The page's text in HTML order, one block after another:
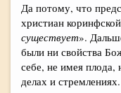
Да потому, что
христиан
существует».
были ни свойства
себе, не имея плода,
делах и стремлениях.